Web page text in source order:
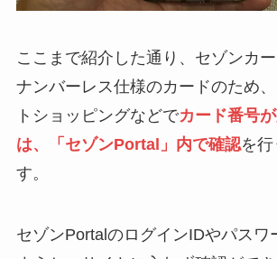
ここまで紹介した通り、セゾンカ
ナンバーレス仕様のカードのため
トショッピングなどでカード番号
は、「セゾンPortal」内で確認を行
す。
セゾンPortalのログインIDやパスワ